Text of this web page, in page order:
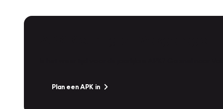
Plan een APK in